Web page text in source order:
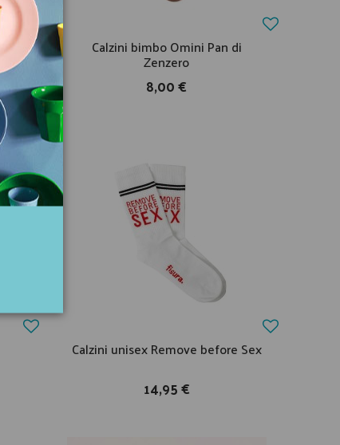
Calzini bimbo Omini Pan di
Zenzero
8,00 €
Calzini unisex Remove before Sex
14,95 €